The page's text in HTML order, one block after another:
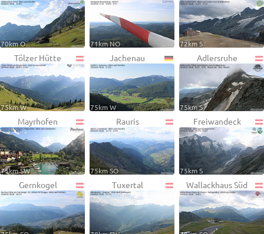
70km O 71km NO 72km S
Tölzer Hütte
75km W
Jachenau
75km W
Adlersruhe
75km S
Mayrhofen
75km SW
Rauris
75km SO
Freiwandeck
75km S
Gernkogel Tuxertal Wallackhaus Süd